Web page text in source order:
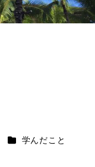
カテゴリー
学んだこと